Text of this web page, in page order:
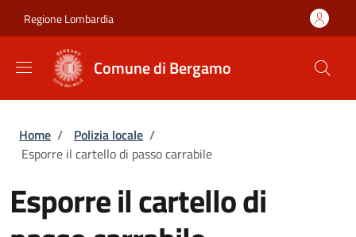
Regione Lombardia
Comune di Bergamo
Briciole di pane
Home / Polizia locale /
Esporre il cartello di passo carrabile
Esporre il cartello di